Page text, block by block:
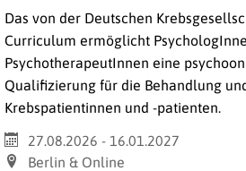
Das von der Deutschen
Curriculum ermöglicht
PsychotherapeutInnen eine
Qualifizierung für die Behandlung
Krebspatientinnen und -patienten.
27.08.2026 - 16.01.2027
Berlin & Online